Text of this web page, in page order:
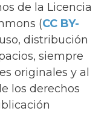
de la Licencia
(CC BY-
distribución
siempre
originales y al
los derechos